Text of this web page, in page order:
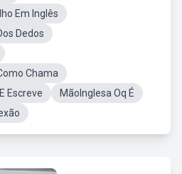
Em Inglês
Dedos
Chama
Escreve
MãoInglesa Oq É